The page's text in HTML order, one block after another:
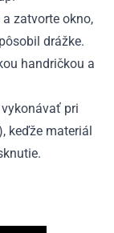
zatvorte okno,
drážke.
handričkou a
pri
keďže materiál